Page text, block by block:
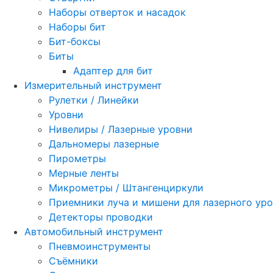
Наборы отверток и насадок
Наборы бит
Бит-боксы
Биты
Адаптер для бит
Измерительный инструмент
Рулетки / Линейки
Уровни
Нивелиры / Лазерные уровни
Дальномеры лазерные
Пирометры
Мерные ленты
Микрометры / Штангенциркули
Приемники луча и мишени для лазерного
Детекторы проводки
Автомобильный инструмент
Пневмоинструменты
Съёмники